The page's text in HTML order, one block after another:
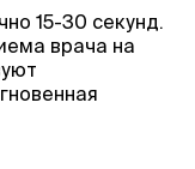
15-30 секунд.
врача на